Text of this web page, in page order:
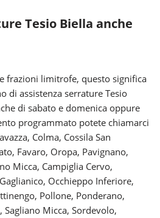
Tesio Biella anche
frazioni limitrofe, questo significa
di assistenza serrature Tesio
di sabato e domenica oppure
programmato potete chiamarci
Colma, Cossila San
Favaro, Oropa, Pavignano,
Micca, Campiglia Cervo,
Occhieppo Inferiore,
Pollone, Ponderano,
Sagliano Micca, Sordevolo,